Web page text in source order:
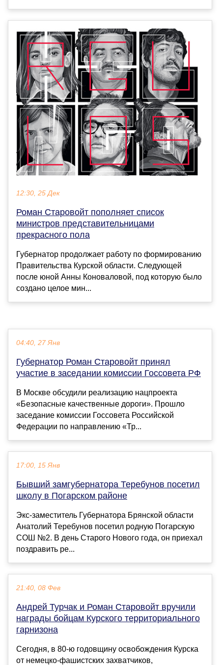
12:30, 25 Дек
Роман Старовойт пополняет список
министров представительницами
прекрасного пола
Губернатор продолжает работу по формированию
Правительства Курской области. Следующей
после юной Анны Коноваловой, под которую было
создано целое мин...
04:40, 27 Янв
Губернатор Роман Старовойт принял
участие в заседании комиссии Госсовета РФ
В Москве обсудили реализацию нацпроекта
«Безопасные качественные дороги». Прошло
заседание комиссии Госсовета Российской
Федерации по направлению «Тр...
17:00, 15 Янв
Бывший замгубернатора Теребунов посетил
школу в Погарском районе
Экс-заместитель Губернатора Брянской области
Анатолий Теребунов посетил родную Погарскую
СОШ №2. В день Старого Нового года, он приехал
поздравить ре...
21:40, 08 Фев
Андрей Турчак и Роман Старовойт вручили
награды бойцам Курского территориального
гарнизона
Сегодня, в 80-ю годовщину освобождения Курска
от немецко-фашистских захватчиков,